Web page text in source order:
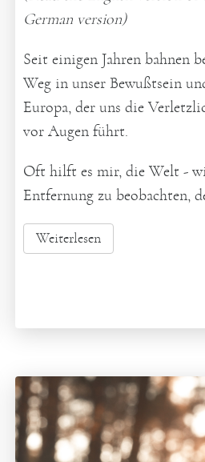
German version)
Seit einigen Jahren bahnen
Weg in unser Bewußtsein
Europa, der uns die
vor Augen führt.
Oft hilft es mir, die Welt -
Entfernung zu beobachten,
Weiterlesen